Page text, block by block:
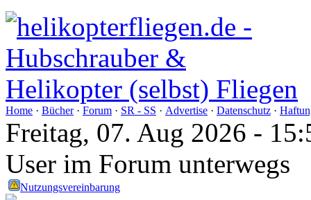
Home · Bücher· Forum · SR - SS · Advertise · Datenschutz ·
Freitag, 07. Aug 2026 -
User im Forum unterwegs
Nutzungsvereinbarung